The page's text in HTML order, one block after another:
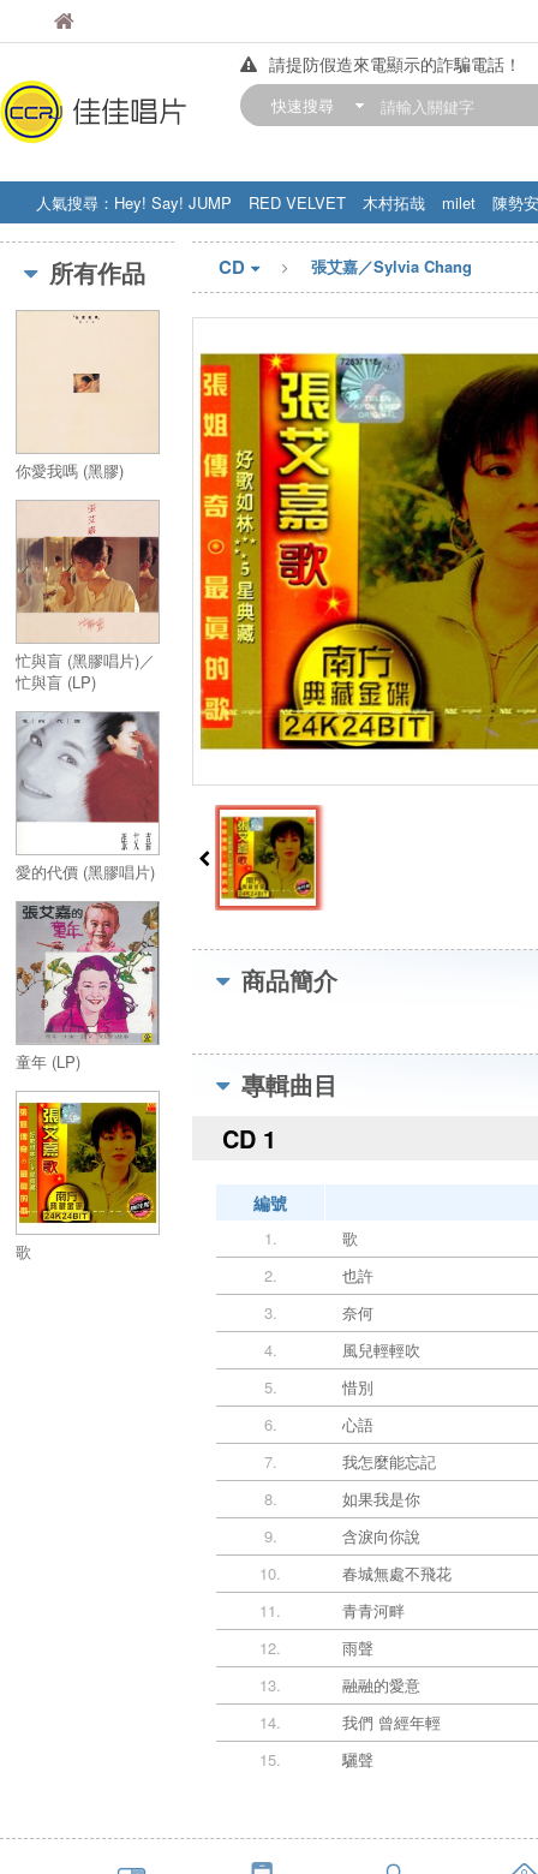
佳佳唱片
請提防假造來電顯示的詐騙電話！
【中華門市營業時間調整公告】
快速搜尋
人氣搜尋： Hey! Say! JUMP RED VELVET 木村拓哉 milet
陳勢安
STRAY KIDS
盧廣仲 周杰伦
所有作品
你愛我嗎 (黑膠)
忙與盲 (黑膠唱片)／
忙與盲 (LP)
愛的代價 (黑膠唱片)
童年 (LP)
歌
CD 張艾嘉／Sylvia Chang
商品簡介
專輯曲目
CD 1
編號
1.
歌
2.
也許
3.
奈何
4.
風兒輕輕吹
5.
惜別
6.
心語
7.
我怎麼能忘記
8.
如果我是你
9.
含淚向你說
10.
春城無處不飛花
11.
青青河畔
12.
雨聲
13.
融融的愛意
14.
我們 曾經年輕
15.
驪聲